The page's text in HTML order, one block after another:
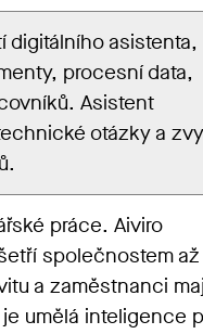
digitálního asistenta,
procesní data,
Asistent
otázky a
práce. Aiviro
společnostem
a zaměstnanci
umělá inteligence